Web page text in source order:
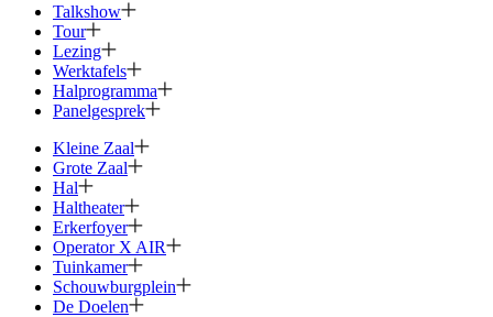
Talkshow
Tour
Lezing
Werktafels
Halprogramma
Panelgesprek
Kleine Zaal
Grote Zaal
Hal
Haltheater
Erkerfoyer
Operator X AIR
Tuinkamer
Schouwburg­plein
De Doelen